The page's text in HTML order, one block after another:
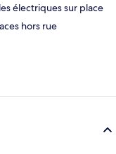
électriques sur place
hors rue